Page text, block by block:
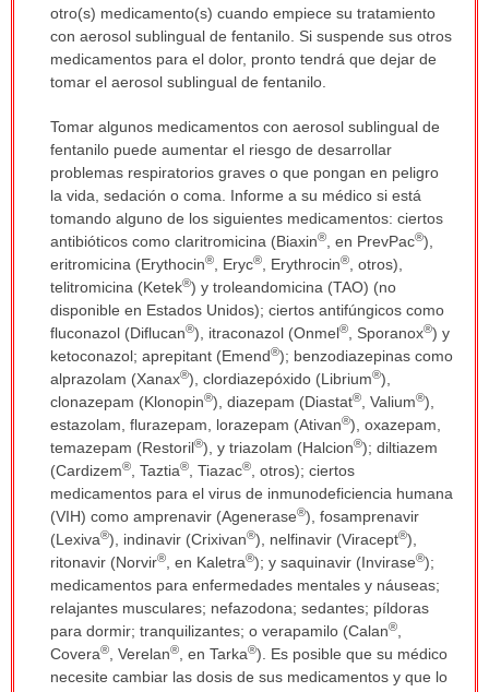
otro(s) medicamento(s) cuando empiece su tratamiento
con aerosol sublingual de fentanilo. Si suspende sus otros
medicamentos para el dolor, pronto tendrá que dejar de
tomar el aerosol sublingual de fentanilo.
Tomar algunos medicamentos con aerosol sublingual de
fentanilo puede aumentar el riesgo de desarrollar
problemas respiratorios graves o que pongan en peligro
la vida, sedación o coma. Informe a su médico si está
tomando alguno de los siguientes medicamentos: ciertos
antibióticos como claritromicina (Biaxin®, en PrevPac®),
eritromicina (Erythocin®, Eryc®, Erythrocin®, otros),
telitromicina (Ketek®) y troleandomicina (TAO) (no
disponible en Estados Unidos); ciertos antifúngicos como
fluconazol (Diflucan®), itraconazol (Onmel®, Sporanox®) y
ketoconazol; aprepitant (Emend®); benzodiazepinas como
alprazolam (Xanax®), clordiazepóxido (Librium®),
clonazepam (Klonopin®), diazepam (Diastat®, Valium®),
estazolam, flurazepam, lorazepam (Ativan®), oxazepam,
temazepam (Restoril®), y triazolam (Halcion®); diltiazem
(Cardizem®, Taztia®, Tiazac®, otros); ciertos
medicamentos para el virus de inmunodeficiencia humana
(VIH) como amprenavir (Agenerase®), fosamprenavir
(Lexiva®), indinavir (Crixivan®), nelfinavir (Viracept®),
ritonavir (Norvir®, en Kaletra®); y saquinavir (Invirase®);
medicamentos para enfermedades mentales y náuseas;
relajantes musculares; nefazodona; sedantes; píldoras
para dormir; tranquilizantes; o verapamilo (Calan®,
Covera®, Verelan®, en Tarka®). Es posible que su médico
necesite cambiar las dosis de sus medicamentos y que lo